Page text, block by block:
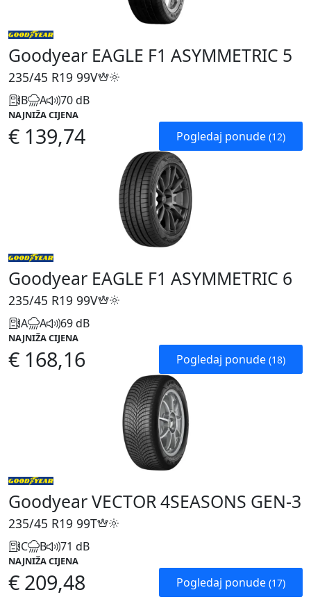
Goodyear EAGLE F1 ASYMMETRIC 5
235/45 R19 99V
B A 70 dB
NAJNIŽA CIJENA
€ 139,74 Pogledaj ponude (12)
Goodyear EAGLE F1 ASYMMETRIC 6
235/45 R19 99V
A A 69 dB
NAJNIŽA CIJENA
€ 168,16 Pogledaj ponude (18)
Goodyear VECTOR 4SEASONS GEN-3
235/45 R19 99T
C B 71 dB
NAJNIŽA CIJENA
€ 209,48 Pogledaj ponude (17)